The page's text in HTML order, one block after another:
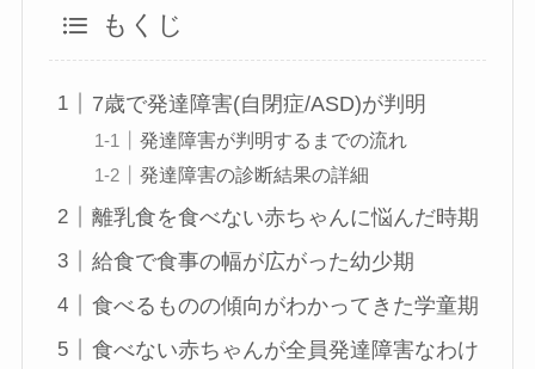
もくじ
7歳で発達障害(自閉症/ASD)が判明
発達障害が判明するまでの流れ
発達障害の診断結果の詳細
離乳食を食べない赤ちゃんに悩んだ時期
給食で食事の幅が広がった幼少期
食べるものの傾向がわかってきた学童期
食べない赤ちゃんが全員発達障害なわけ